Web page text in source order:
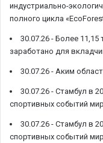
индустриально-
полного цикла
30.07.26 - Более 11,15
заработано для
30.07.26 - Аким
30.07.26 - Стамбул в
спортивных событий
30.07.26 - Стамбул в
спортивных событий